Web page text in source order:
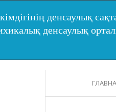
денсаулық
денсаулық